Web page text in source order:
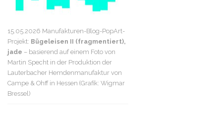
15.05.2026 Manufakturen-Blog-PopArt-
Projekt: Bügeleisen II (fragmentiert),
jade – basierend auf einem Foto von
Martin Specht in der Produktion der
Lauterbacher Hemdenmanufaktur von
Campe & Ohff in Hessen (Grafik: Wigmar
Bressel)